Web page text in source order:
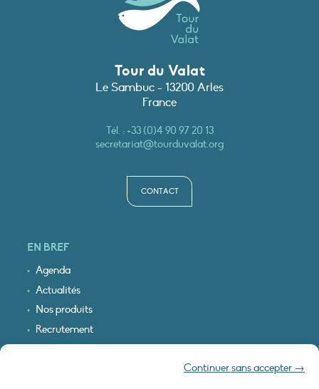
Continuer sans accepter →
Tour du Valat
Le Sambuc - 13200 Arles
France
Tél. :+33 (0)4 90 97 20 13
secretariat@tourduvalat.org
CONTACT
EN BREF
Agenda
Actualités
Nos produits
Recrutement